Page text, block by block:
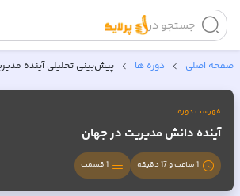
جستجو در
صفحه اصلی دوره ها پیش‌بینی تحلیلی آینده
فهرست دوره
آینده دانش مدیریت در جهان
1 ساعت و 17 دقیقه 1قسمت